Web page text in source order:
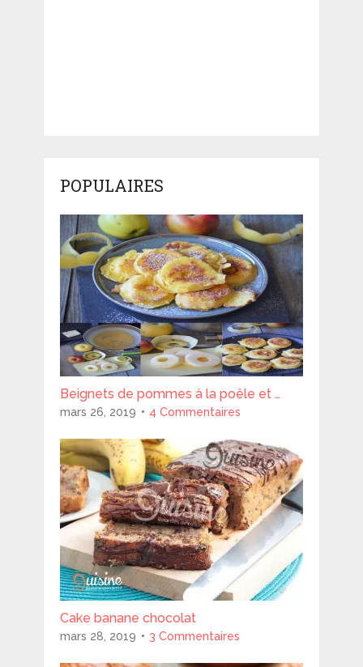
POPULAIRES
Beignets de pommes à la poêle et …
mars 26, 2019 4 Commentaires
Cake banane chocolat
mars 28, 2019 3 Commentaires